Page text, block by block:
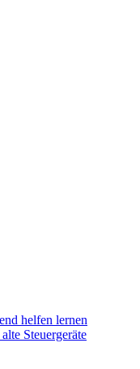
helfen lernen
Steuergeräte